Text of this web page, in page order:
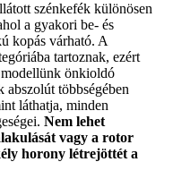
szénkefék különösen
a gyakori be- és
kopás várható. A
tartoznak, ezért
önkioldó
abszolút többségében
láthatja, minden
Nem lehet
vagy a rotor
horony létrejöttét a